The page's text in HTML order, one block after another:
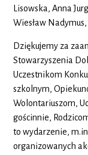
Lisowska, Anna
Wiesław
Dziękujemy za
Stowarzyszenia
Uczestnikom
szkolnym,
Wolontariuszom,
gościnnie,
to wydarzenie,
organizowanych